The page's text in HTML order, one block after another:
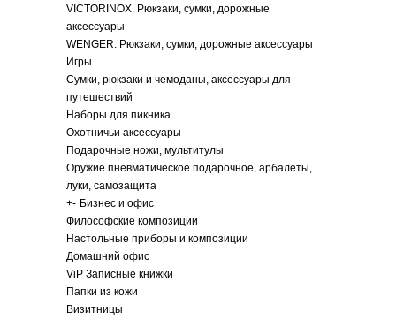
VICTORINOX. Рюкзаки, сумки, дорожные
аксессуары
WENGER. Рюкзаки, сумки, дорожные аксессуары
Игры
Сумки, рюкзаки и чемоданы, аксессуары для
путешествий
Наборы для пикника
Охотничьи аксессуары
Подарочные ножи, мультитулы
Оружие пневматическое подарочное, арбалеты,
луки, самозащита
+- Бизнес и офис
Философские композиции
Настольные приборы и композиции
Домашний офис
ViP Записные книжки
Папки из кожи
Визитницы